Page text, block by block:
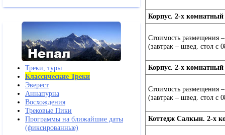
Треки, туры
Классические Треки
Эверест
Аннапурна
Восхождения
Трековые Пики
Программы на ближайшие даты
(фиксированные)
Корпус. 2-х
Стоимость размещения
(завтрак – швед. стол с
Корпус. 2-х
Стоимость размещения
(завтрак – швед. стол с
Коттедж Салкын. 2-х